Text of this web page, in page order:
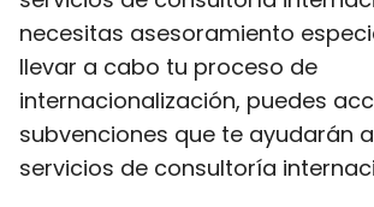
necesitas asesoramiento
llevar a cabo tu proceso de
internacionalización, puedes
subvenciones que te ayudarán
servicios de consultoría